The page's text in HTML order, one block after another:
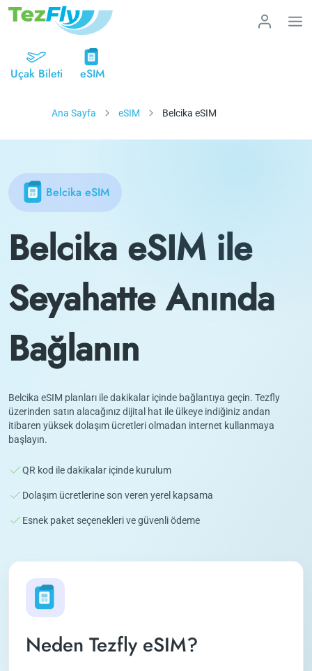
Uçak Bileti eSIM
Ana Sayfa eSIM Belcika eSIM
Belcika eSIM
Belcika eSIM ile
Seyahatte Anında
Bağlanın
Belcika eSIM planları ile dakikalar içinde bağlantıya geçin. Tezfly
üzerinden satın alacağınız dijital hat ile ülkeye indiğiniz andan
itibaren yüksek dolaşım ücretleri olmadan internet kullanmaya
başlayın.
QR kod ile dakikalar içinde kurulum
Dolaşım ücretlerine son veren yerel kapsama
Esnek paket seçenekleri ve güvenli ödeme
Neden Tezfly eSIM?